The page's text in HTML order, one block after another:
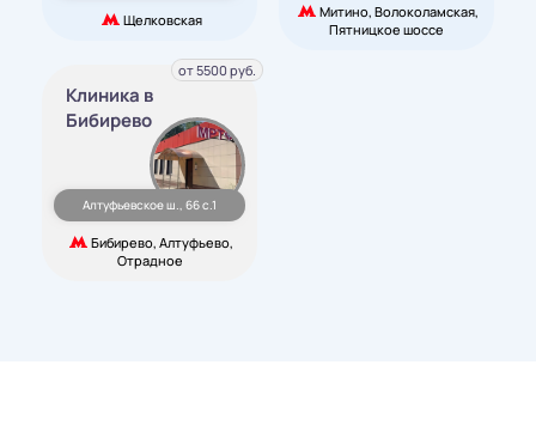
Щелковская
Митино, Волоколамская,
Пятницкое шоссе
Клиника в
Бибирево
Алтуфьевское ш., 66 с.1
Бибирево, Алтуфьево,
Отрадное
от 5500 руб.